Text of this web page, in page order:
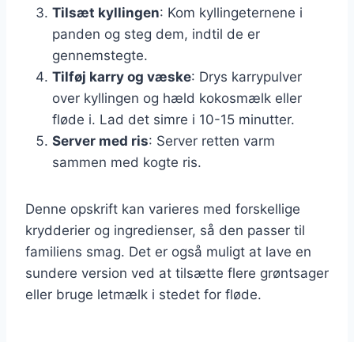
Tilsæt kyllingen: Kom kyllingeternene i
panden og steg dem, indtil de er
gennemstegte.
Tilføj karry og væske: Drys karrypulver
over kyllingen og hæld kokosmælk eller
fløde i. Lad det simre i 10-15 minutter.
Server med ris: Server retten varm
sammen med kogte ris.
Denne opskrift kan varieres med forskellige
krydderier og ingredienser, så den passer til
familiens smag. Det er også muligt at lave en
sundere version ved at tilsætte flere grøntsager
eller bruge letmælk i stedet for fløde.